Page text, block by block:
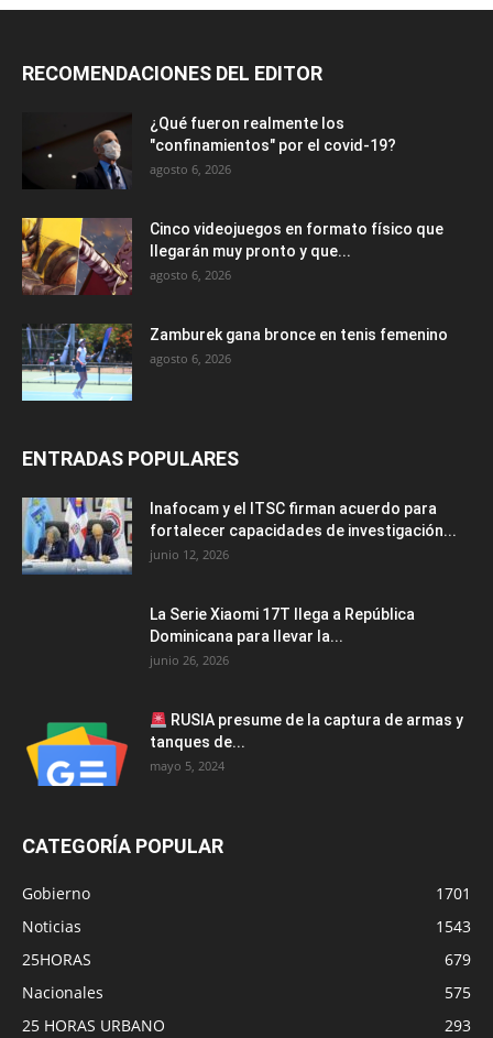
RECOMENDACIONES DEL EDITOR
¿Qué fueron realmente los
"confinamientos" por el covid-19?
agosto 6, 2026
Cinco videojuegos en formato físico que
llegarán muy pronto y que...
agosto 6, 2026
Zamburek gana bronce en tenis femenino
agosto 6, 2026
ENTRADAS POPULARES
Inafocam y el ITSC firman acuerdo para
fortalecer capacidades de investigación...
junio 12, 2026
La Serie Xiaomi 17T llega a República
Dominicana para llevar la...
junio 26, 2026
RUSIA presume de la captura de armas y
tanques de...
mayo 5, 2024
CATEGORÍA POPULAR
Gobierno
1701
Noticias
1543
25HORAS
679
Nacionales
575
25 HORAS URBANO
293